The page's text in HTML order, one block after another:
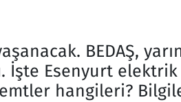
BEDAŞ,
İşte Esenyurt
hangileri?